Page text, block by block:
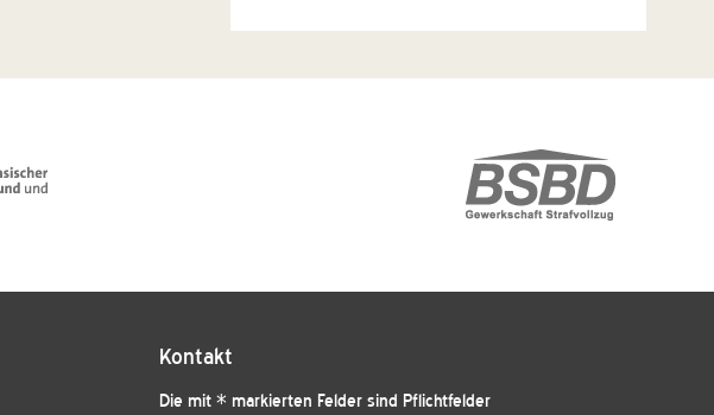
Kontakt
Die mit * markierten Felder sind Pflichtfelder